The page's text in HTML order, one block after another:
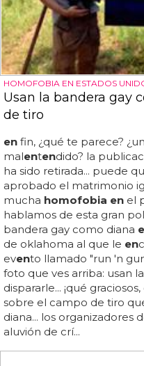
HOMOFOBIA EN ESTADOS
Usan la bandera gay
de tiro
en fin, ¿qué te parece?
malentendido? la
ha sido retirada... puede
aprobado el matrimonio
mucha homofobia en el
hablamos de esta gran
bandera gay como diana
de oklahoma al que le en
evento llamado "run 'n
foto que ves arriba: usan
dispararle... ¡qué
sobre el campo de tiro
diana... los organizadores
aluvión de crí...